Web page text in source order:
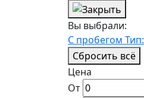
Вы выбрали:
С пробегом
Сбросить всё
Цена
От